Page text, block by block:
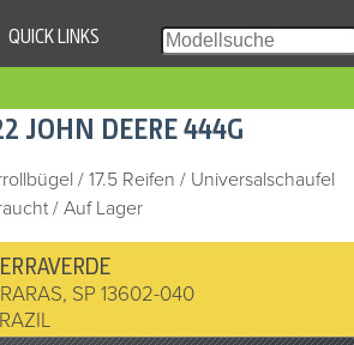
QUICK LINKS
JOHN DEERE444G
/ 17.5 Reifen / Universalschaufel
/ Auf Lager
, SP 13602-040
|
erlaubt. Alle